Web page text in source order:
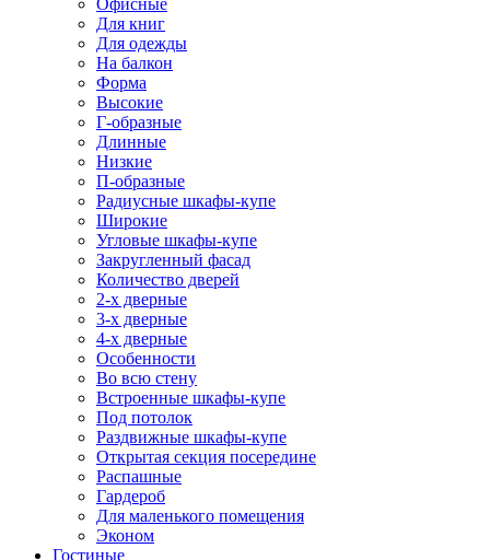
Офисные
Для книг
Для одежды
На балкон
Форма
Высокие
Г-образные
Длинные
Низкие
П-образные
Радиусные шкафы-купе
Широкие
Угловые шкафы-купе
Закругленный фасад
Количество дверей
2-х дверные
3-х дверные
4-х дверные
Особенности
Во всю стену
Встроенные шкафы-купе
Под потолок
Раздвижные шкафы-купе
Открытая секция посередине
Распашные
Гардероб
Для маленького помещения
Эконом
Гостиные